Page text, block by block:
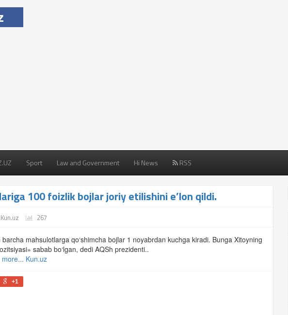
Sport Law and Government Hi News RSS
100 foizlik bojlar joriy etilishini e’lon qildi.
Kun.uz 267
mahsulotlarga qo‘shimcha bojlar 1 noyabrdan kuchga kiradi. Bunga Xitoyning
sabab bo‘lgan, dedi AQSh prezidenti..
Kun.uz
+1